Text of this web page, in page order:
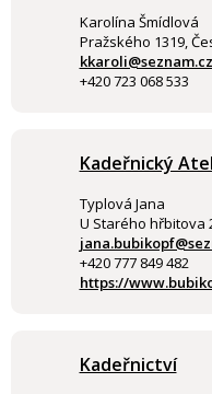
Karolína Šmídlová
Pražského 1319,
kkaroli@seznam.cz
+420 723 068 533
Kadeřnický
Typlová Jana
U Starého hřbitova
+420 777 849 482
https://
Kadeřnictví